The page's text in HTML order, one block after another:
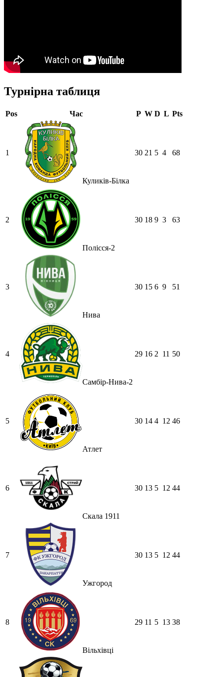
Турнірна таблиця
Pos Час P W D L Pts
1
Куликів-Білка
30 21 5 4 68
2
Полісся-2
30 18 9 3 63
3
Нива
30 15 6 9 51
4
Самбір-Нива-2
29 16 2 11 50
5
Атлет
30 14 4 12 46
6
Скала 1911
30 13 5 12 44
7
Ужгород
30 13 5 12 44
8
Вільхівці
29 11 5 13 38